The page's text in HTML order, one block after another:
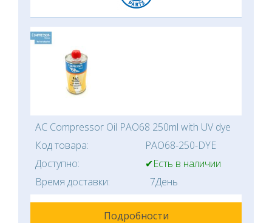
AC Compressor Oil PAO68 250ml with UV dye
Код товара:
PAO68-250-DYE
Доступно:
✔Есть в наличии
Время доставки:
7День
Подробности